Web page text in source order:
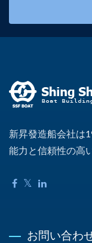
新昇發造船会社は
能力と信頼性の高
お問い合わ